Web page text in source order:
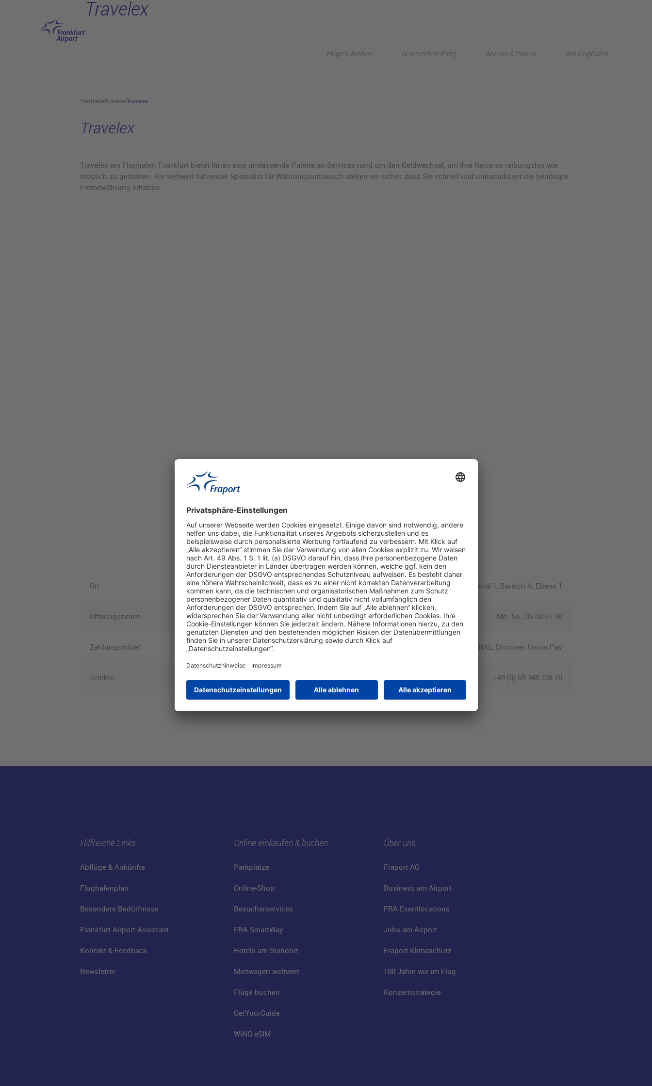
Flüge & Airlines Reisevorbereitung Anreise & Parken Am Flughafen
Travelex
StartseiteTravelexTravelex
Travelex
Travelex am Flughafen Frankfurt bietet Ihnen eine umfassende Palette an Services rund um den Geldwechsel, um Ihre Reise so reibungslos wie
möglich zu gestalten. Als weltweit führender Spezialist für Währungsumtausch stellen wir sicher, dass Sie schnell und unkompliziert die benötigte
Fremdwährung erhalten.
Ort Terminal 1, Bereich A, Ebene 1
Öffnungszeiten Mo.-So., 06:00-21:30
Zahlungsmittel Visa, Euro/Mastercard, Maestro, V Pay, JCB, Diners Club INTERNATIONAL, Discover, Union Pay
Telefon +49 (0) 69-348 738 70
Hilfreiche Links
Abflüge & Ankünfte
Flughafenplan
Besondere Bedürfnisse
Frankfurt Airport Assistant
Kontakt & Feedback
Newsletter
Online einkaufen & buchen
Parkplätze
Online-Shop
Besucherservices
FRA SmartWay
Hotels am Standort
Mietwagen weltweit
Flüge buchen
GetYourGuide
WiNG eSIM
Über uns
Fraport AG
Business am Airport
FRA Eventlocations
Jobs am Airport
Fraport Klimaschutz
100 Jahre wie im Flug
Konzernstrategie